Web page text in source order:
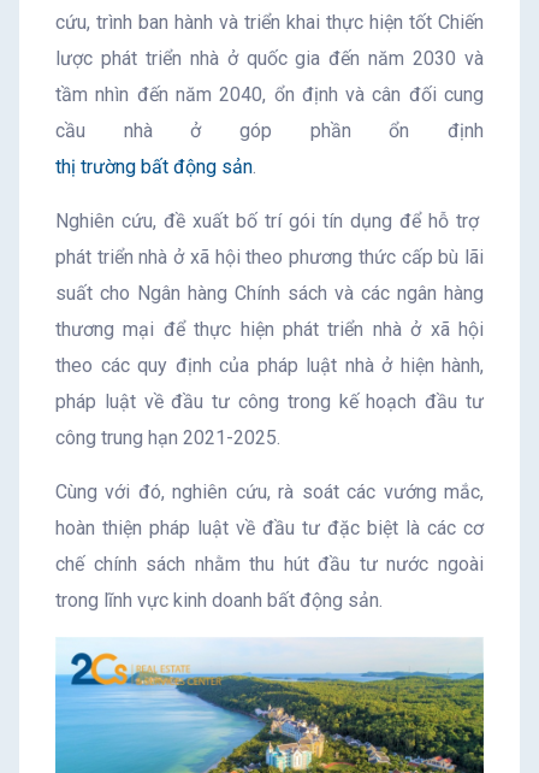
cứu, trình ban hành và triển khai thực hiện tốt Chiến
lược phát triển nhà ở quốc gia đến năm 2030 và
tầm nhìn đến năm 2040, ổn định và cân đối cung
cầu nhà ở góp phần ổn định
thị trường bất động sản.
Nghiên cứu, đề xuất bố trí gói tín dụng để hỗ trợ
phát triển nhà ở xã hội theo phương thức cấp bù lãi
suất cho Ngân hàng Chính sách và các ngân hàng
thương mại để thực hiện phát triển nhà ở xã hội
theo các quy định của pháp luật nhà ở hiện hành,
pháp luật về đầu tư công trong kế hoạch đầu tư
công trung hạn 2021-2025.
Cùng với đó, nghiên cứu, rà soát các vướng mắc,
hoàn thiện pháp luật về đầu tư đặc biệt là các cơ
chế chính sách nhằm thu hút đầu tư nước ngoài
trong lĩnh vực kinh doanh bất động sản.